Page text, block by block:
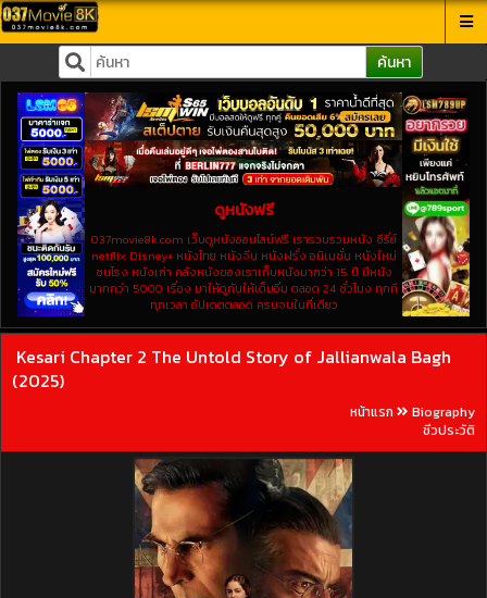
ค้นหา
ดูหนังฟรี
037movie8k.com เว็บดูหนังออนไลน์ฟรี เรารวบรวมหนัง ซีรี่ย์
netflix Disney+ หนังไทย หนังจีน หนังฝรั่ง อนิเมชั่น หนังใหม่
ชนโรง หนังเก่า คลังหนังของเราเก็บหนังมากว่า 15 ปี มีหนัง
มากกว่า 5000 เรื่อง มาให้ดูกันให้เต็มอิ่ม ตลอด 24 ชั่วโมง ทุกที
ทุกเวลา อัปเดตตลอด ครบจบในที่เดียว
Kesari Chapter 2 The Untold Story of Jallianwala Bagh
(2025)
หน้าแรก
Biography
ชีวประวัติ